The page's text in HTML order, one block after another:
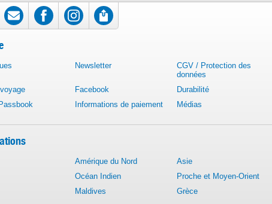
Newsletter
CGV / Protection des
données
Facebook Durabilité
Informations de paiement Médias
Amérique du Nord Asie
Océan Indien Proche et Moyen-Orient
Maldives Grèce